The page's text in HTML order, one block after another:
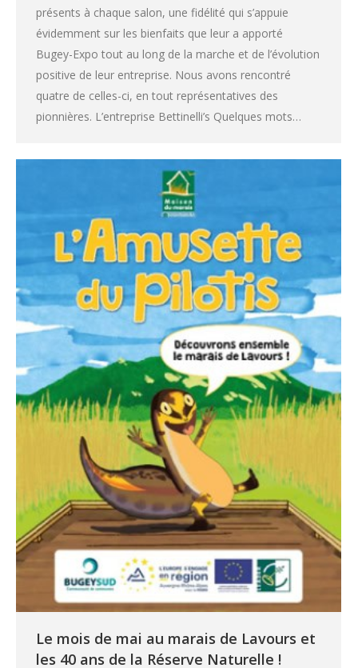
présents à chaque salon, une fidélité qui s’appuie
évidemment sur les bienfaits que leur a apporté
Bugey-Expo tout au long de la marche et de l’évolution
positive de leur entreprise. Nous avons rencontré
quatre de celles-ci, en tout représentatives des
pionnières. L’entreprise Bettinelli’s Quelques mots…
Le mois de mai au marais de Lavours et
les 40 ans de la Réserve Naturelle !